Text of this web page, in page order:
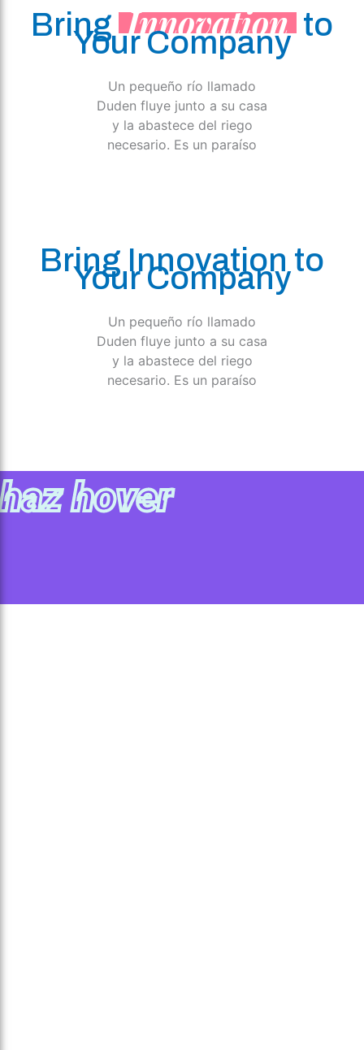
Bring Innovation to
Your Company
Un pequeño río llamado
Duden fluye junto a su casa
y la abastece del riego
necesario. Es un paraíso
Bring Innovation to
Your Company
Un pequeño río llamado
Duden fluye junto a su casa
y la abastece del riego
necesario. Es un paraíso
haz hover